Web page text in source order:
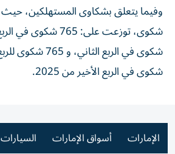
شكوى في الربع الأخير من 2025.
الإمارات أسواق الإمارات السيارات